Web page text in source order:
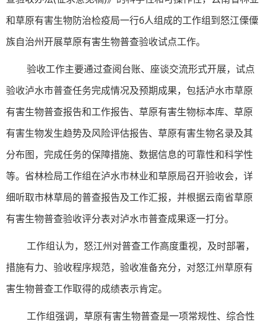
和草原有害生物防治检疫局一行6人组成的工作组到怒江傈僳
族自治州开展草原有害生物普查验收试点工作。
验收工作主要通过查阅台账、座谈交流形式开展，试点
验收泸水市普查任务完成情况及预期成果，包括泸水市草原
有害生物普查报告和工作报告、草原有害生物标本库、草原
有害生物发生趋势及风险评估报告、草原有害生物名录及其
分布图，完成任务的保障措施、数据信息的可靠性和科学性
等。省林检局工作组在泸水市林业和草原局召开验收会，详
细听取市林草局的普查报告及工作汇报，并根据云南省草原
有害生物普查验收评分表对泸水市普查成果逐一打分。
工作组认为，怒江州对普查工作高度重视，及时部署，
措施有力、验收程序规范，验收准备充分，对怒江州草原有
害生物普查工作取得的成绩表示肯定。
工作组强调，草原有害生物普查是一项常规性、综合性